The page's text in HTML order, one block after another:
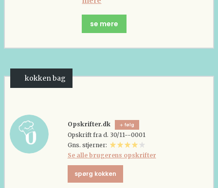
se mere
kokken bag
Opskrifter.dk følg
Opskrift fra d. 30/11--0001
Gns. stjerner:
Se alle brugerens opskrifter
spørg kokken